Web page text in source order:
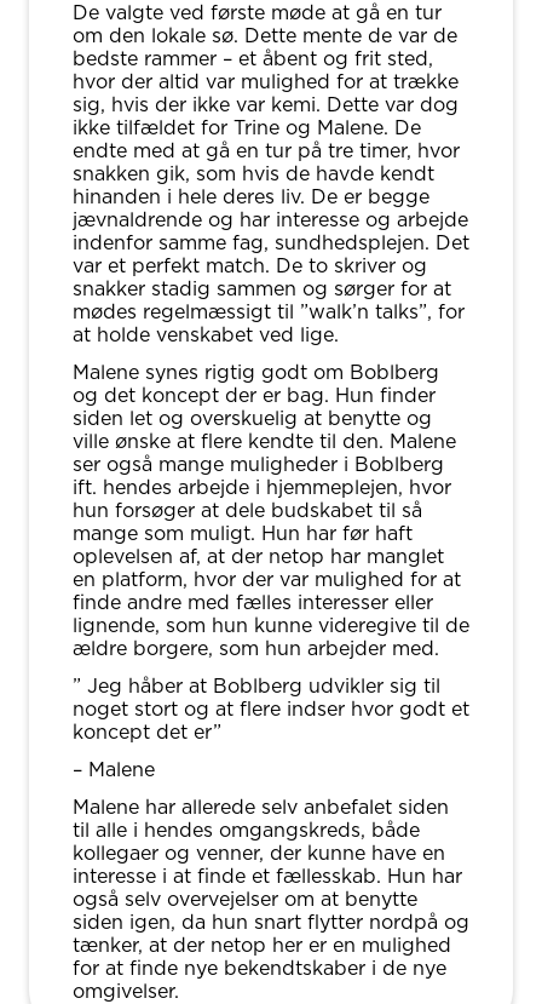
De valgte ved første møde at gå en tur
om den lokale sø. Dette mente de var de
bedste rammer – et åbent og frit sted,
hvor der altid var mulighed for at trække
sig, hvis der ikke var kemi. Dette var dog
ikke tilfældet for Trine og Malene. De
endte med at gå en tur på tre timer, hvor
snakken gik, som hvis de havde kendt
hinanden i hele deres liv. De er begge
jævnaldrende og har interesse og arbejde
indenfor samme fag, sundhedsplejen. Det
var et perfekt match. De to skriver og
snakker stadig sammen og sørger for at
mødes regelmæssigt til ”walk’n talks”, for
at holde venskabet ved lige.
Malene synes rigtig godt om Boblberg
og det koncept der er bag. Hun finder
siden let og overskuelig at benytte og
ville ønske at flere kendte til den. Malene
ser også mange muligheder i Boblberg
ift. hendes arbejde i hjemmeplejen, hvor
hun forsøger at dele budskabet til så
mange som muligt. Hun har før haft
oplevelsen af, at der netop har manglet
en platform, hvor der var mulighed for at
finde andre med fælles interesser eller
lignende, som hun kunne videregive til de
ældre borgere, som hun arbejder med.
” Jeg håber at Boblberg udvikler sig til
noget stort og at flere indser hvor godt et
koncept det er”
– Malene
Malene har allerede selv anbefalet siden
til alle i hendes omgangskreds, både
kollegaer og venner, der kunne have en
interesse i at finde et fællesskab. Hun har
også selv overvejelser om at benytte
siden igen, da hun snart flytter nordpå og
tænker, at der netop her er en mulighed
for at finde nye bekendtskaber i de nye
omgivelser.